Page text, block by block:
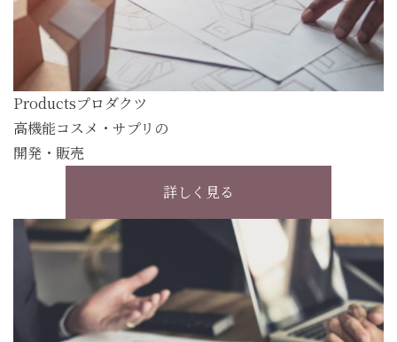
Productsプロダクツ
高機能コスメ・サプリの
開発・販売
詳しく見る